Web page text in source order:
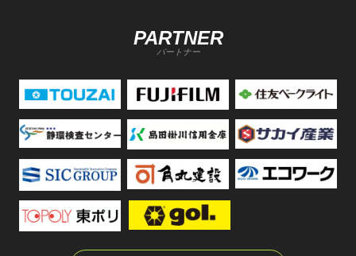
PARTNER
パートナー